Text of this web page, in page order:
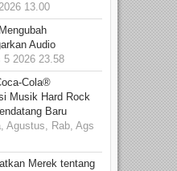
13.00
Audio
5 2026 23.58
Cola®
Musik Hard Rock
Baru
Agustus, Rab, Ags
Merek tentang